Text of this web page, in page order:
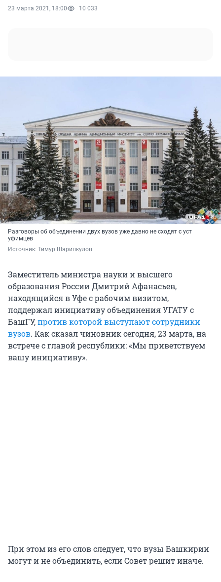
23 марта 2021, 18:00 10 033
Разговоры об объединении двух вузов уже давно не сходят с уст
уфимцев
Источник: Тимур Шарипкулов
Заместитель министра науки и высшего
образования России Дмитрий Афанасьев,
находящийся в Уфе с рабочим визитом,
поддержал инициативу объединения УГАТУ с
БашГУ,против которой выступают сотрудники
вузов. Как сказал чиновник сегодня, 23 марта, на
встрече с главой республики: «Мы приветствуем
вашу инициативу».
При этом из его слов следует, что вузы Башкирии
могут и не объединить, если Совет решит иначе.